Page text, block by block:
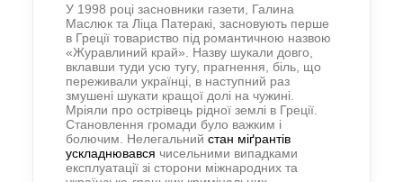
У 1998 році засновники газети, Галина
Маслюк та Ліца Патеракі, засновують перше
в Греції товариство під романтичною назвою
«Журавлиний край». Назву шукали довго,
вклавши туди усю тугу, прагнення, біль, що
переживали українці, в наступний раз
змушені шукати кращої долі на чужині.
Мріяли про острівець рідної землі в Греції.
Становлення громади було важким і
болючим. Нелегальний стан міґрантів
ускладнювався чисельними випадками
експлуатації зі сторони міжнародних та